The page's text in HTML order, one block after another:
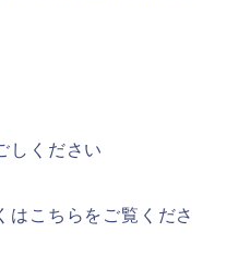
しください
はこちらをご覧くださ